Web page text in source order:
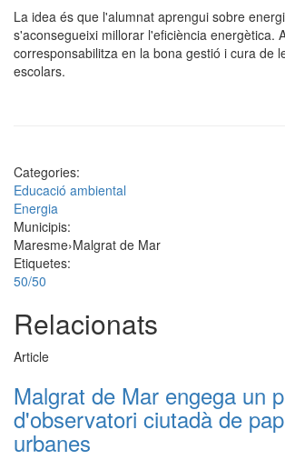
La idea és que l'alumnat aprengui sobre
s'aconsegueixi millorar l'eficiència energètica.
corresponsabilitza en la bona gestió i cura de
escolars.
Categories:
Educació ambiental
Energia
Municipis:
Maresme›Malgrat de Mar
Etiquetes:
50/50
Relacionats
Article
Malgrat de Mar engega un
d'observatori ciutadà de
urbanes